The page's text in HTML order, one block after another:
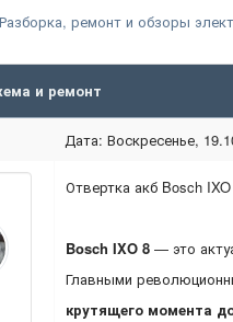
Разборка, ремонт и обзоры
и ремонт
Дата: Воскресенье,
Отвертка акб Bosch
Bosch IXO 8 — это
Главными
крутящего момента